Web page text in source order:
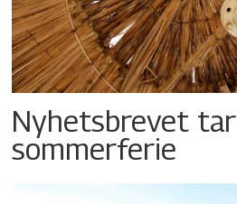
Nyhetsbrevet tar
sommerferie